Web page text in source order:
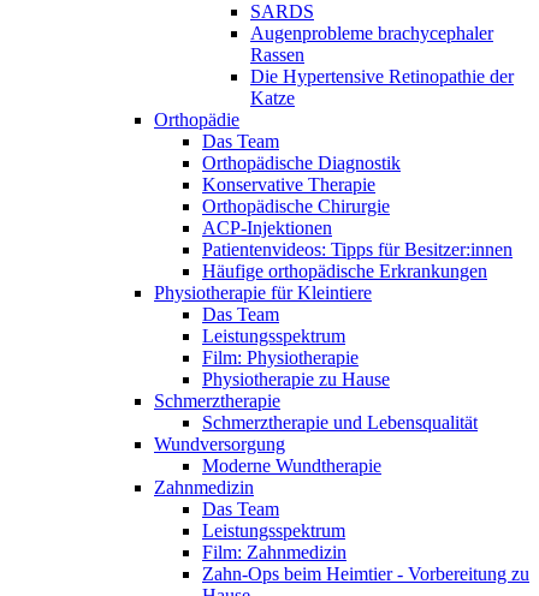
SARDS
Augenprobleme brachycephaler
Rassen
Die Hypertensive Retinopathie der
Katze
Orthopädie
Das Team
Orthopädische Diagnostik
Konservative Therapie
Orthopädische Chirurgie
ACP-Injektionen
Patientenvideos: Tipps für Besitzer:innen
Häufige orthopädische Erkrankungen
Physiotherapie für Kleintiere
Das Team
Leistungsspektrum
Film: Physiotherapie
Physiotherapie zu Hause
Schmerztherapie
Schmerztherapie und Lebensqualität
Wundversorgung
Moderne Wundtherapie
Zahnmedizin
Das Team
Leistungsspektrum
Film: Zahnmedizin
Zahn-Ops beim Heimtier - Vorbereitung zu